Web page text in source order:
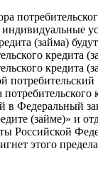
индивидуальные
(займа)
кредита
кредита
в Федеральный
(займе)» и
Российской
этого